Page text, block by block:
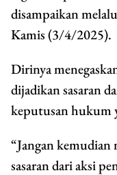
disampaikan
Kamis (3/4/2025).
Dirinya
dijadikan sasaran
keputusan hukum
“Jangan kemudian
sasaran dari aksi